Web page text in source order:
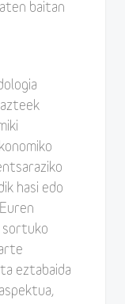
baitan
hasi edo
sortuko
eztabaida